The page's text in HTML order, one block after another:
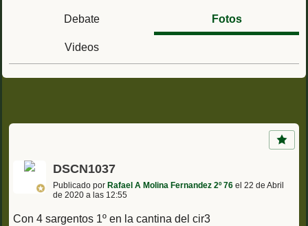
Debate Fotos
Videos
DSCN1037
Publicado por Rafael A Molina Fernandez 2º 76 el 22 de Abril
de 2020 a las 12:55
Con 4 sargentos 1º en la cantina del cir3